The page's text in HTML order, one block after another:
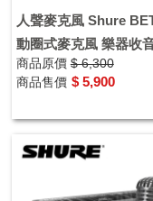
人聲麥克風 Shure
動圈式麥克風 樂器收
商品原價 $ 6,300
商品售價 $ 5,900